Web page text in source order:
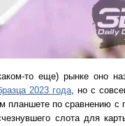
то еще) рынке оно
2023 года, но с
планшете по сравнению
слота для